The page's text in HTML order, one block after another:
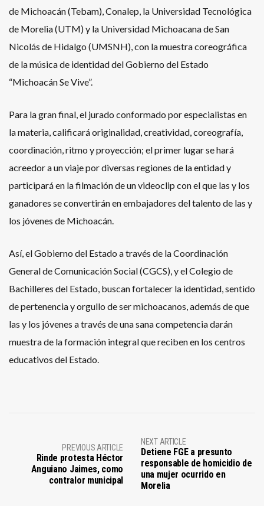
de Michoacán (Tebam), Conalep, la Universidad Tecnológica
de Morelia (UTM) y la Universidad Michoacana de San
Nicolás de Hidalgo (UMSNH), con la muestra coreográfica
de la música de identidad del Gobierno del Estado
“Michoacán Se Vive”.
Para la gran final, el jurado conformado por especialistas en
la materia, calificará originalidad, creatividad, coreografía,
coordinación, ritmo y proyección; el primer lugar se hará
acreedor a un viaje por diversas regiones de la entidad y
participará en la filmación de un videoclip con el que las y los
ganadores se convertirán en embajadores del talento de las y
los jóvenes de Michoacán.
Así, el Gobierno del Estado a través de la Coordinación
General de Comunicación Social (CGCS), y el Colegio de
Bachilleres del Estado, buscan fortalecer la identidad, sentido
de pertenencia y orgullo de ser michoacanos, además de que
las y los jóvenes a través de una sana competencia darán
muestra de la formación integral que reciben en los centros
educativos del Estado.
PREVIOUS ARTICLE
Rinde protesta Héctor
Anguiano Jaimes, como
contralor municipal
NEXT ARTICLE
Detiene FGE a presunto
responsable de homicidio de
una mujer ocurrido en
Morelia